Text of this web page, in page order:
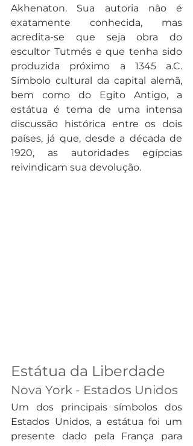
Akhenaton. Sua autoria não é
exatamente conhecida, mas
acredita-se que seja obra do
escultor Tutmés e que tenha sido
produzida próximo a 1345 a.C.
Símbolo cultural da capital alemã,
bem como do Egito Antigo, a
estátua é tema de uma intensa
discussão histórica entre os dois
países, já que, desde a década de
1920, as autoridades egípcias
reivindicam sua devolução.
Estátua da Liberdade
Nova York - Estados Unidos
Um dos principais símbolos dos
Estados Unidos, a estátua foi um
presente dado pela França para